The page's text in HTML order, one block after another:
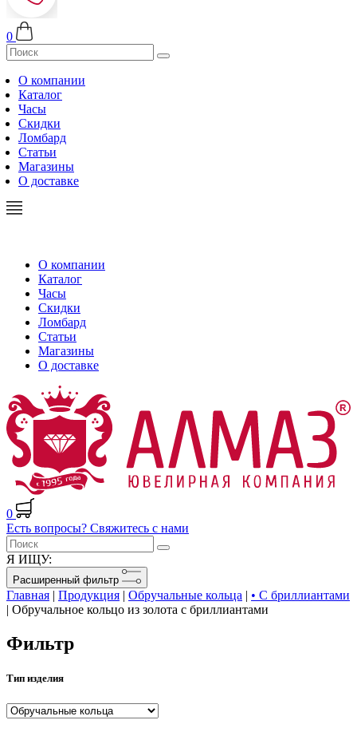
0
О компании
Каталог
Часы
Скидки
Ломбард
Статьи
Магазины
О доставке
О компании
Каталог
Часы
Скидки
Ломбард
Статьи
Магазины
О доставке
0
Есть вопросы? Свяжитесь с нами
Я ИЩУ:
Расширенный фильтр
Главная | Продукция | Обручальные кольца | • С бриллиантами
| Обручальное кольцо из золота с бриллиантами
Фильтр
Тип изделия